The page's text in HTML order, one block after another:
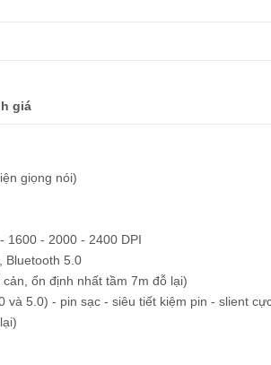
giá
giọng nói)
1600 - 2000 - 2400 DPI
Bluetooth 5.0
ổn định nhất tầm 7m đỗ lại)
5.0) - pin sạc - siêu tiết kiệm pin - slient